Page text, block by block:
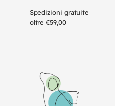
Spedizioni gratuite
oltre €59,00